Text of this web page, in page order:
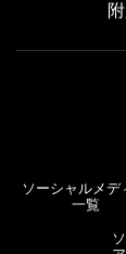
ソーシャルメデ
一覧